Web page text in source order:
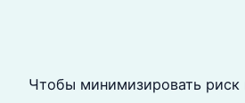
Чтобы минимизировать риск